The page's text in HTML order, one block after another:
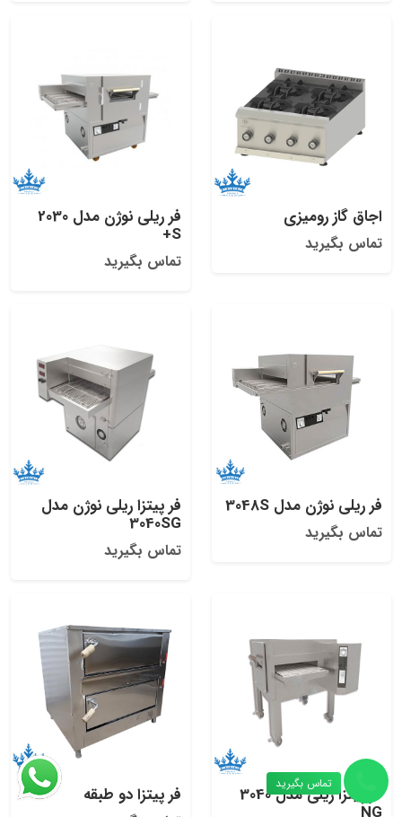
اجاق گاز رومیزی
تماس بگیرید
فر ریلی نوژن مدل 2030
S+
تماس بگیرید
فر ریلی نوژن مدل 3048S
تماس بگیرید
فر پیتزا ریلی نوژن مدل
3040SG
تماس بگیرید
فر پیتزا ریلی مدل 3040 فر پیتزا دو طبقه تماس بگیرید